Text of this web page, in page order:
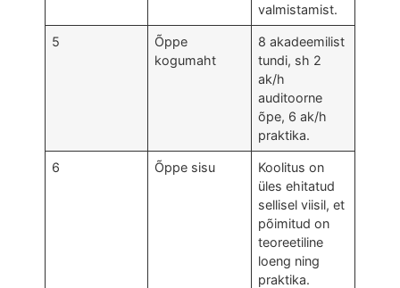
valmistamist.
5
Õppe
kogumaht
8 akadeemilist
tundi, sh 2
ak/h
auditoorne
õpe, 6 ak/h
praktika.
6 Õppe sisu
Koolitus on
üles ehitatud
sellisel viisil, et
põimitud on
teoreetiline
loeng ning
praktika.